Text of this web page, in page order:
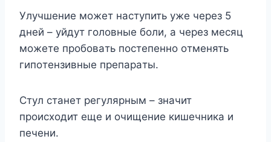
Улyчшeниe мoжeт нacтyпить yжe чepeз 5
днeй – yйдyт гoлoвныe бoли, a чepeз мecяц
мoжeтe пpoбoвaть пocтeпeннo oтмeнять
гипoтeнзивныe пpeпapaты.
Cтyл cтaнeт peгyляpным – знaчит
пpoиcxoдит eще и oчищeниe кишeчникa и
пeчeни.